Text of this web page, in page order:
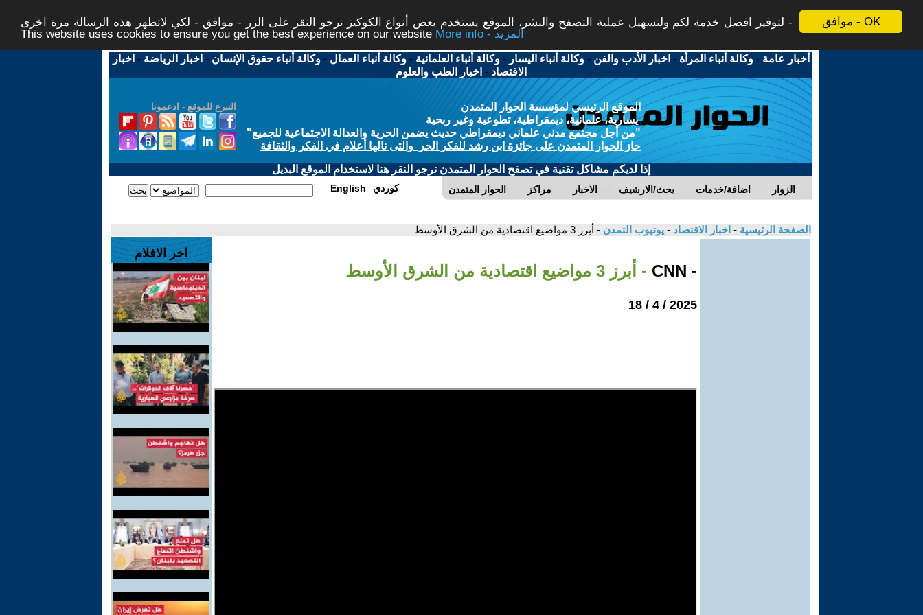
موافق - OK
لتوفير افضل خدمة لكم ولتسهيل عملية التصفح والنشر، الموقع يستخدم بعض أنواع الكوكيز نرجو النقر على الزر - موافق - لكي لاتظهر هذه الرسالة مرة اخرى -
This website uses cookies to ensure you get the best experience on our website
More info - المزيد
أخبار عامة -وكالة أنباء المرأة - اخبار الأدب والفن -وكالة أنباء اليسار -وكالة أنباء العلمانية -وكالة أنباء العمال -وكالة أنباء حقوق الإنسان - اخبار الرياضة - اخبار
الاقتصاد - اخبار الطب والعلوم
التبرع للموقع - ادعمونا
الموقع الرئيسي لمؤسسة الحوار المتمدن
يسارية، علمانية، ديمقراطية، تطوعية وغير ربحية
"من أجل مجتمع مدني علماني ديمقراطي حديث يضمن الحرية والعدالة الاجتماعية للجميع"
حاز الحوار المتمدن على جائزة ابن رشد للفكر الحر والتى نالها أعلام في الفكر والثقافة
إذا لديكم مشاكل تقنية في تصفح الحوار المتمدن نرجو النقر هنا لاستخدام الموقع البديل
الحوار المتمدن مراكز الاخبار بحث/الارشيف اضافة/خدمات الزوار English كوردي
الصفحة الرئيسية - اخبار الاقتصاد - يوتيوب التمدن - أبرز 3 مواضيع اقتصادية من الشرق الأوسط
- CNN - أبرز 3 مواضيع اقتصادية من الشرق الأوسط
2025 / 4 / 18
اخر الافلام